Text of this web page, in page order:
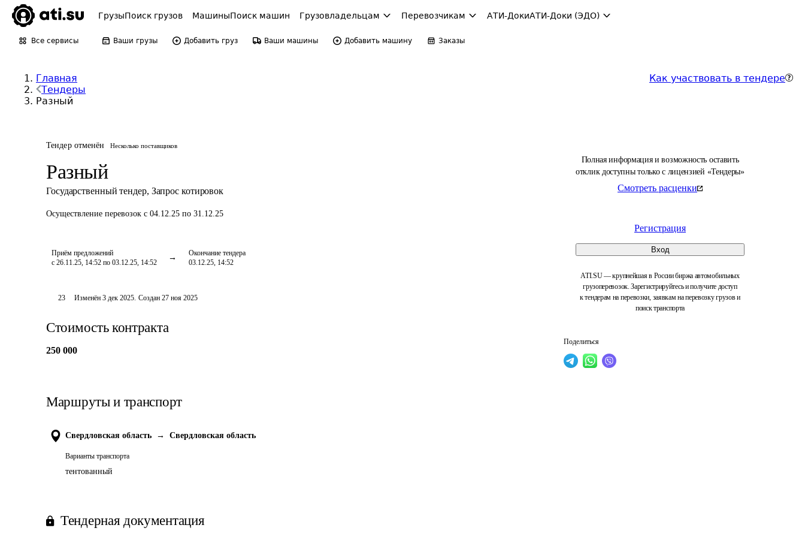
ГрузыПоиск грузов МашиныПоиск машин Грузовладельцам Перевозчикам АТИ-ДокиАТИ-Доки (ЭДО)
Все сервисы Ваши грузы Добавить груз Ваши машины Добавить машину Заказы
Главная
Тендеры
Разный
Как участвовать в тендере
Тендер отменён Несколько поставщиков
Разный
Государственный тендер, Запрос котировок
Осуществление перевозок с 04.12.25 по 31.12.25
Приём предложений
с 26.11.25, 14:52 по 03.12.25, 14:52
Окончание тендера
03.12.25, 14:52
Полная информация и возможность оставить
отклик доступны только с лицензией «Тендеры»
Смотреть расценки
Регистрация
Вход
ATI.SU — крупнейшая в России биржа автомобильных
грузоперевозок. Зарегистрируйтесь и получите доступ
к тендерам на перевозки, заявкам на перевозку грузов и
поиск транспорта
Поделиться
23 Изменён3 дек 2025. Создан 27 ноя 2025
Стоимость контракта
250 000
Маршруты и транспорт
Свердловская область → Свердловская область
Варианты транспорта
тентованный
Тендерная документация